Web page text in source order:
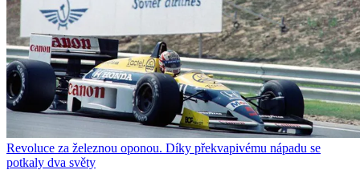
Revoluce za železnou oponou. Díky překvapivému nápadu se
potkaly dva světy